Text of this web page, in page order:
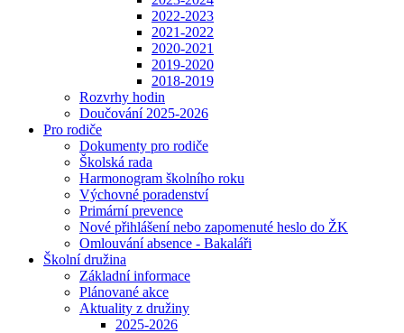
2022-2023
2021-2022
2020-2021
2019-2020
2018-2019
Rozvrhy hodin
Doučování 2025-2026
Pro rodiče
Dokumenty pro rodiče
Školská rada
Harmonogram školního roku
Výchovné poradenství
Primární prevence
Nové přihlášení nebo zapomenuté heslo do ŽK
Omlouvání absence - Bakaláři
Školní družina
Základní informace
Plánované akce
Aktuality z družiny
2025-2026